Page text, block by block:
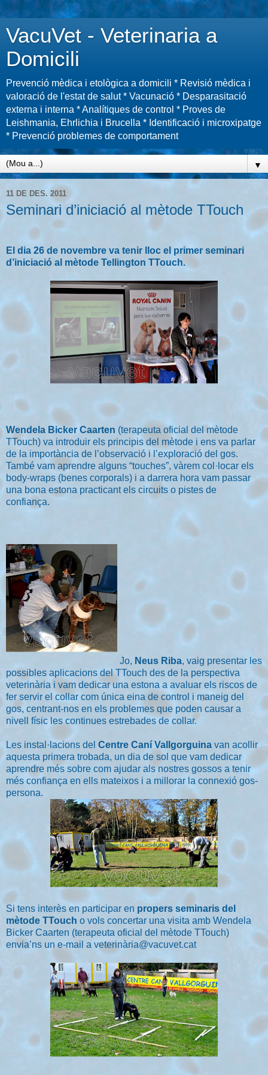
VacuVet - Veterinaria a
Domicili
Prevenció mèdica i etològica a domicili * Revisió mèdica i
valoració de l'estat de salut * Vacunació * Desparasitació
externa i interna * Analítiques de control * Proves de
Leishmania, Ehrlichia i Brucella * Identificació i microxipatge
* Prevenció problemes de comportament
▼
11 DE DES. 2011
Seminari d’iniciació al mètode TTouch
El dia 26 de novembre va tenir lloc el primer seminari
d’iniciació al mètode Tellington TTouch.
Wendela Bicker Caarten (terapeuta oficial del mètode
TTouch) va introduir els principis del mètode i ens va parlar
de la importància de l’observació i l’exploració del gos.
També vam aprendre alguns “touches”, vàrem col·locar els
body-wraps (benes corporals) i a darrera hora vam passar
una bona estona practicant els circuits o pistes de
confiança.
Jo, Neus Riba, vaig presentar les
possibles aplicacions del TTouch des de la perspectiva
veterinària i vam dedicar una estona a avaluar els riscos de
fer servir el collar com única eina de control i maneig del
gos, centrant-nos en els problemes que poden causar a
nivell físic les continues estrebades de collar.
Les instal·lacions del Centre Caní Vallgorguina van acollir
aquesta primera trobada, un dia de sol que vam dedicar
aprendre més sobre com ajudar als nostres gossos a tenir
més confiança en ells mateixos i a millorar la connexió gos-
persona.
Si tens interès en participar en propers seminaris del
mètode TTouch o vols concertar una visita amb Wendela
Bicker Caarten (terapeuta oficial del mètode TTouch)
envia’ns un e-mail a veterinària@vacuvet.cat